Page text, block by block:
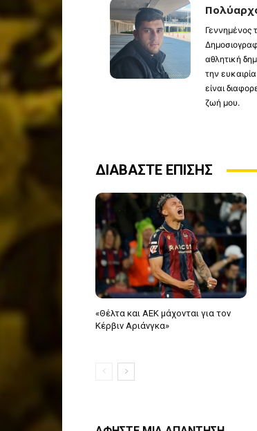
Γεννημένος
αθλητική
την
είναι
ζωή μου.
ΔΙΑΒΑΣΤΕ ΕΠΙΣΗΣ
«Θέλτα και ΑΕΚ μάχονται για τον
Κέρβιν Αριάνγκα»